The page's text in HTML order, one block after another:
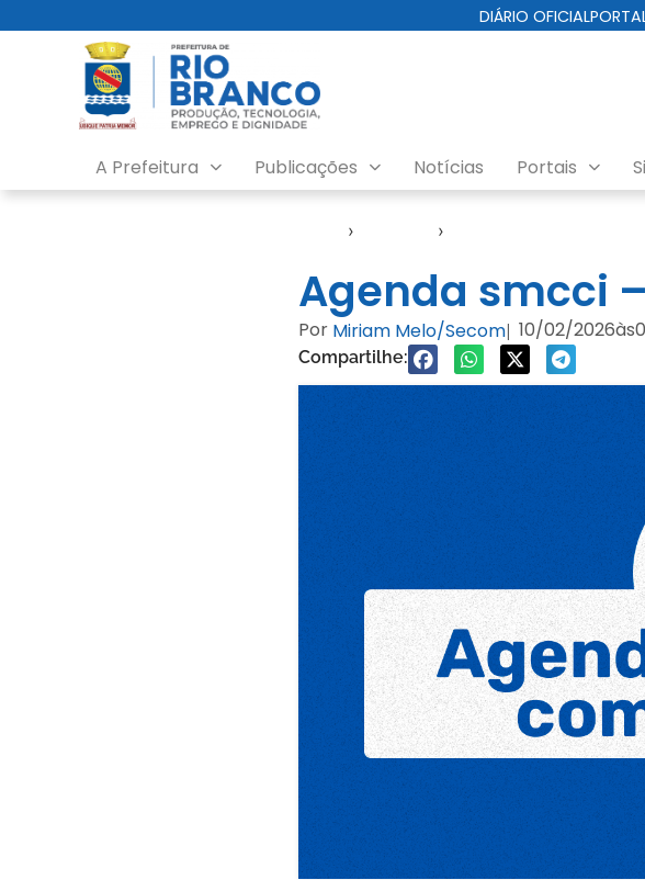
DIÁRIO OFICIAL
A Prefeitura Publicações Notícias Portais
› ›
Agenda smcci
Por Miriam Melo/Secom| 10/02/2026às
Compartilhe: